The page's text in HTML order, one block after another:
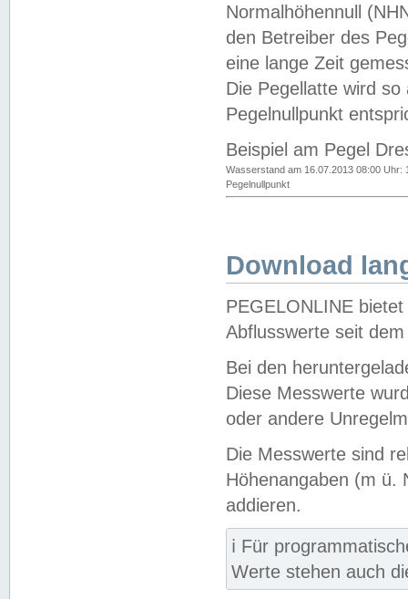
Normalhöhennull
den Betreiber des
eine lange Zeit
Die Pegellatte wird
Pegelnullpunkt
Beispiel am Pegel
Wasserstand am 16.07.2013 08:00 Uhr:
Pegelnullpunkt
Download
PEGELONLINE
Abflusswerte seit
Bei den
Diese Messwerte
oder andere
Die Messwerte sind
Höhenangaben (m ü.
addieren.
ℹ️ Für
Werte stehen auch